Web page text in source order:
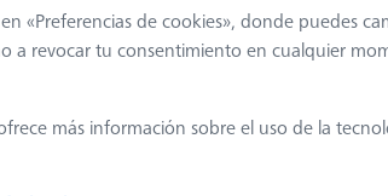
«Preferencias de cookies», donde puedes
a revocar tu consentimiento en cualquier
más información sobre el uso de la